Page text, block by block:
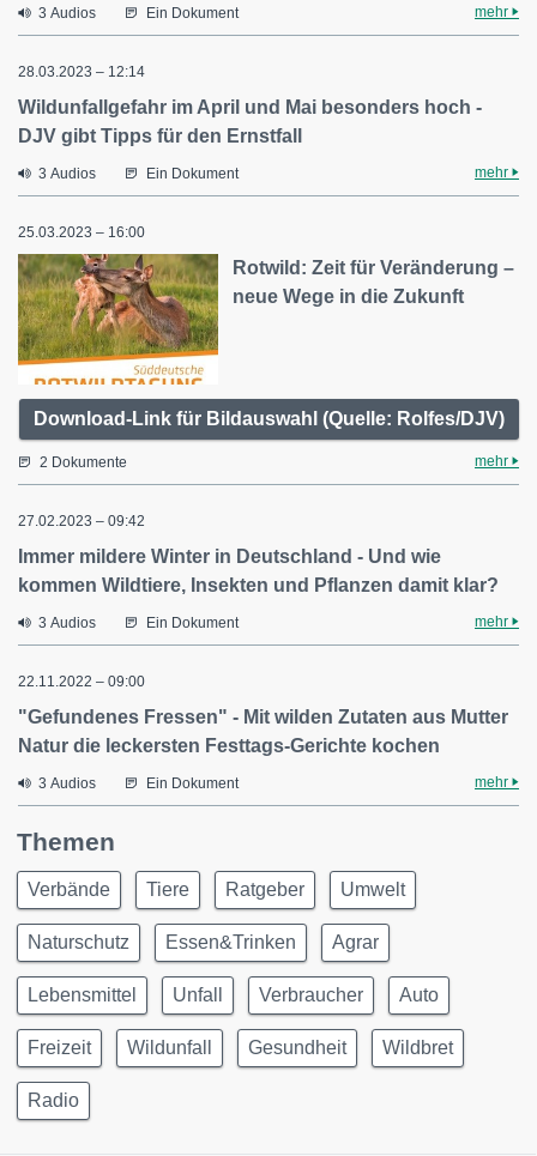
3 Audios Ein Dokument mehr
28.03.2023 – 12:14
Wildunfallgefahr im April und Mai besonders hoch -
DJV gibt Tipps für den Ernstfall
3 Audios Ein Dokument mehr
25.03.2023 – 16:00
Rotwild: Zeit für Veränderung –
neue Wege in die Zukunft
Download-Link für Bildauswahl (Quelle: Rolfes/DJV)
2 Dokumente mehr
27.02.2023 – 09:42
Immer mildere Winter in Deutschland - Und wie
kommen Wildtiere, Insekten und Pflanzen damit klar?
3 Audios Ein Dokument mehr
22.11.2022 – 09:00
"Gefundenes Fressen" - Mit wilden Zutaten aus Mutter
Natur die leckersten Festtags-Gerichte kochen
3 Audios Ein Dokument mehr
Themen
Verbände Tiere Ratgeber Umwelt
Naturschutz Essen&Trinken Agrar
Lebensmittel Unfall Verbraucher Auto
Freizeit Wildunfall Gesundheit Wildbret
Radio